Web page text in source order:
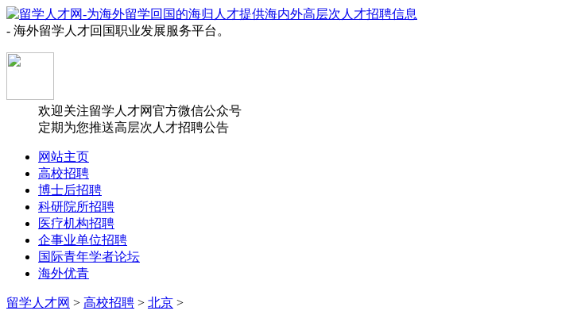
- 海外留学人才回国职业发展服务平台。
欢迎关注留学人才网官方微信公众号
定期为您推送高层次人才招聘公告
网站主页
高校招聘
博士后招聘
科研院所招聘
医疗机构招聘
企事业单位招聘
国际青年学者论坛
海外优青
留学人才网 > 高校招聘 > 北京 >